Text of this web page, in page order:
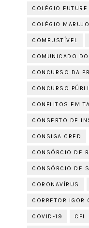
COLÉGIO FUTURE
COLÉGIO MARUJO
COMBUSTÍVEL
COMUNICADO
CONCURSO DA
CONCURSO
CONFLITOS EM
CONSERTO DE
CONSIGA CRED
CONSÓRCIO DE
CONSÓRCIO DE
CORONAVÍRUS
CORRETOR IGOR
COVID-19 CPI